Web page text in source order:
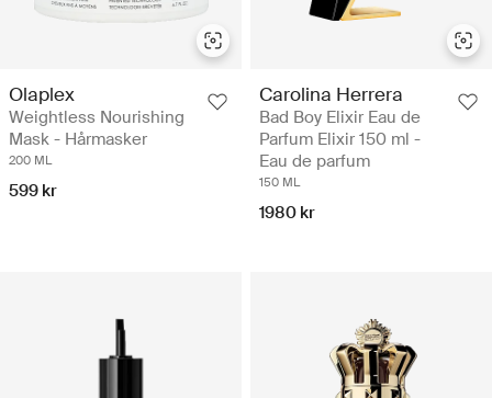
Olaplex
Weightless Nourishing
Mask - Hårmasker
200 ML
599 kr
Carolina Herrera
Bad Boy Elixir Eau de
Parfum Elixir 150 ml -
Eau de parfum
150 ML
1980 kr